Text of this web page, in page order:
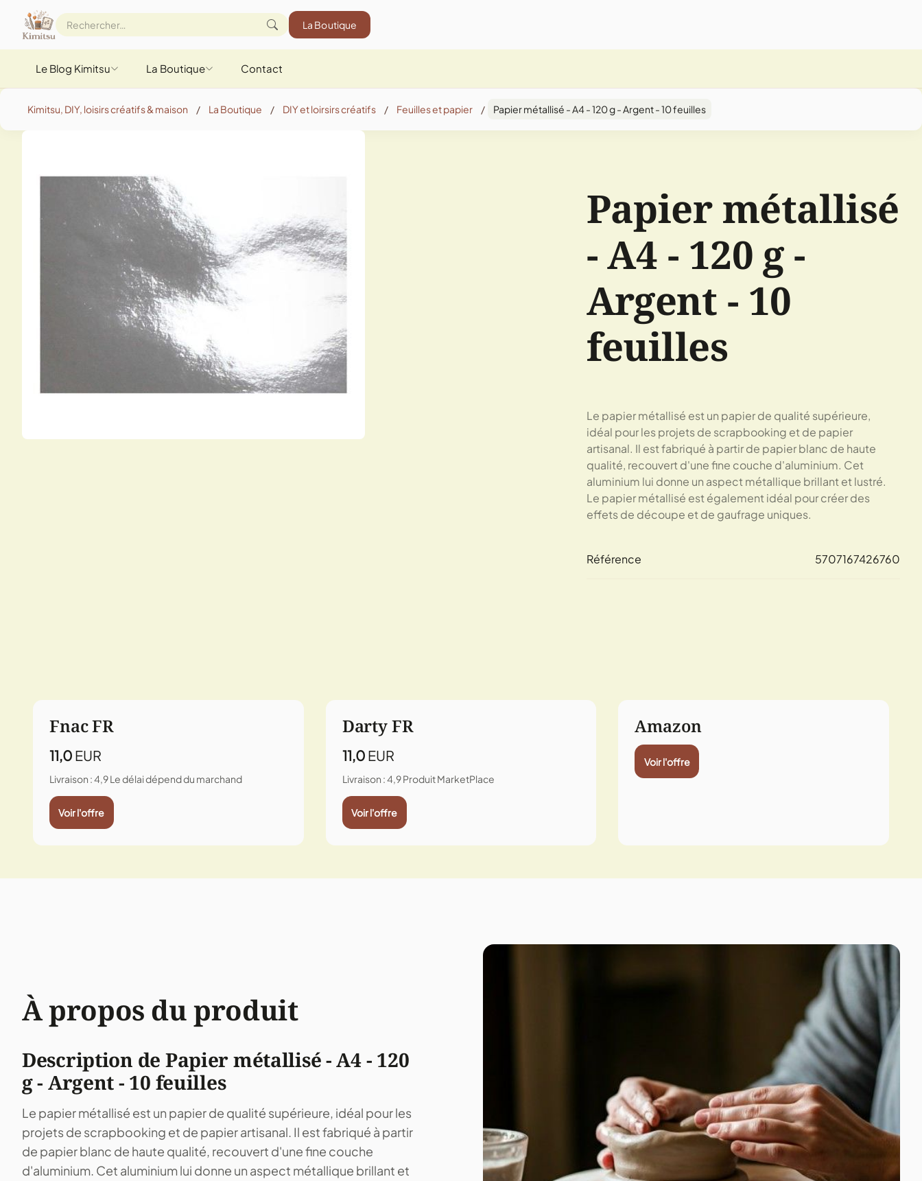
La Boutique
Le Blog Kimitsu La Boutique Contact
Kimitsu, DIY, loisirs créatifs & maison / La Boutique / DIY et loirsirs créatifs / Feuilles et papier / Papier métallisé - A4 - 120 g - Argent - 10 feuilles
Papier métallisé
- A4 - 120 g -
Argent - 10
feuilles
Le papier métallisé est un papier de qualité supérieure,
idéal pour les projets de scrapbooking et de papier
artisanal. Il est fabriqué à partir de papier blanc de haute
qualité, recouvert d'une fine couche d'aluminium. Cet
aluminium lui donne un aspect métallique brillant et lustré.
Le papier métallisé est également idéal pour créer des
effets de découpe et de gaufrage uniques.
Référence 5707167426760
Fnac FR
11,0 EUR
Livraison : 4,9Le délai dépend du marchand
Voir l'offre
Darty FR
11,0 EUR
Livraison : 4,9Produit MarketPlace
Voir l'offre
Amazon
Voir l'offre
À propos du produit
Description de Papier métallisé - A4 - 120
g - Argent - 10 feuilles
Le papier métallisé est un papier de qualité supérieure, idéal pour les
projets de scrapbooking et de papier artisanal. Il est fabriqué à partir
de papier blanc de haute qualité, recouvert d'une fine couche
d'aluminium. Cet aluminium lui donne un aspect métallique brillant et